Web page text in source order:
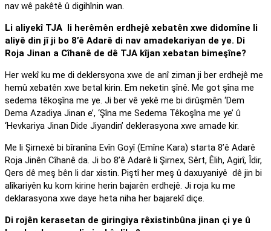
nav wê pakêtê û digihînin wan.
Li aliyekî TJA li herêmên erdhejê xebatên xwe didomîne li
aliyê din jî ji bo 8’ê Adarê di nav amadekariyan de ye. Di
Roja Jinan a Cîhanê de dê TJA kîjan xebatan bimeşîne?
Her wekî ku me di deklersyona xwe de anî ziman ji ber erdhejê me
hemû xebatên xwe betal kirin. Em neketin şînê. Me got şîna me
sedema têkoşîna me ye. Ji ber vê yekê me bi dirûşmên ‘Dem
Dema Azadiya Jinan e’, ‘Şîna me Sedema Têkoşîna me ye’ û
‘Hevkariya Jinan Dide Jiyandin’ deklerasyona xwe amade kir.
Me li Şirnexê bi bîranîna Evîn Goyî (Emîne Kara) starta 8’ê Adarê
Roja Jinên Cîhanê da. Ji bo 8’ê Adarê li Şirnex, Sêrt, Êlih, Agirî, Îdir,
Qers dê meş bên li dar xistin. Piştî her meş û daxuyaniyê dê jin bi
alîkariyên ku kom kirine herin bajarên erdhejê. Ji roja ku me
deklarasyona xwe daye heta niha her bajarekî diçe.
Di rojên kerasetan de giringiya rêxistinbûna jinan çi ye û